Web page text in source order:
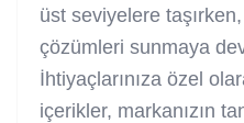
üst seviyelere
çözümleri sunmaya
İhtiyaçlarınıza özel
içerikler, markanızın